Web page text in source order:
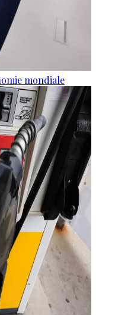
mondiale